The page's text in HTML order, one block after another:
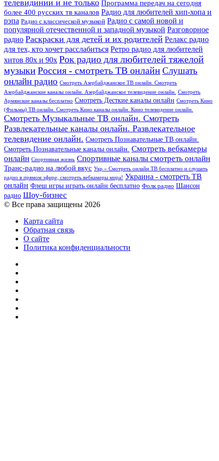
телевидинии и не только Программа передач на сегодня
более 400 русских тв каналов Радио для любителей хип-хопа и
рэпа Радио с классической музыкой Радио с самой новой и
популярной отечественной и западной музыкой Разговорное
радио Раскраски для детей и их родителей Релакс радио
для тех, кто хочет расслабиться Ретро радио для любителей
хитов 80х и 90х Рок радио для любителей тяжелой
музыкиРоссия - смотреть ТВ онлайнСлушать
онлайн радио Смотреть Азербайджанское ТВ онлайн. Смотреть
Азербайджанские каналы онлайн. Азербайджанское телевидение онлайн.
Смотреть
Армянские каналы бесплатно Смотреть Десткие каналы онлайн Смотреть Кино
(Фильмы) ТВ онлайн. Смотреть Кино каналы онлайн. Кино телевидение онлайн.
Смотреть Музыкальные ТВ онлайн. Смотреть
Развлекательные каналы онлайн. Развлекательное
телевидение онлайн. Смотреть Познавательные ТВ онлайн.
Смотреть Познавательные каналы онлайн. Смотреть вебкамеры
онлайн Спортивная жизнь Спортивные каналы смотреть онлайн
Транс-радио на любой вкус Укр » Смотреть онлайн ТВ бесплатно и слушать
радио в прямом эфире, смотреть вебкамеры мира! Украина - смотреть ТВ
онлайн Флеш игры играть онлайн бесплатно Фолк радио Шансон
радио Шоу-бизнес
© Все права защищены 2026
Карта сайта
Обратная связь
О сайте
Политика конфиденциальности